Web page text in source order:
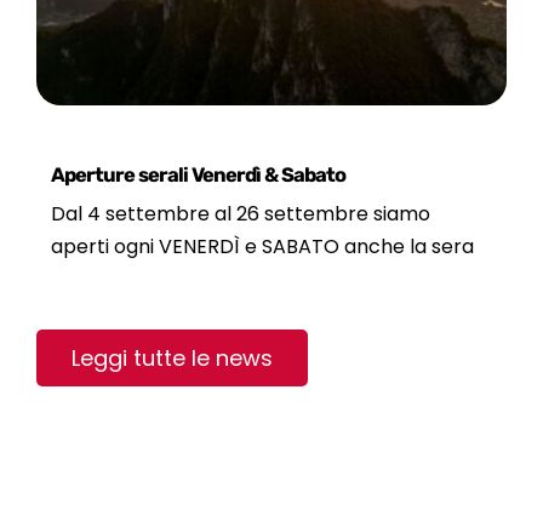
Aperture serali Venerdì & Sabato
Dal 4 settembre al 26 settembre siamo
aperti ogni VENERDÌ e SABATO anche la sera
Leggi tutte le news